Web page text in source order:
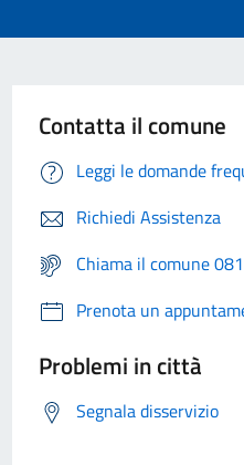
Contatta il comune
Leggi le domande
Richiedi Assistenza
Chiama il comune
Prenota un
Problemi in città
Segnala disservizio